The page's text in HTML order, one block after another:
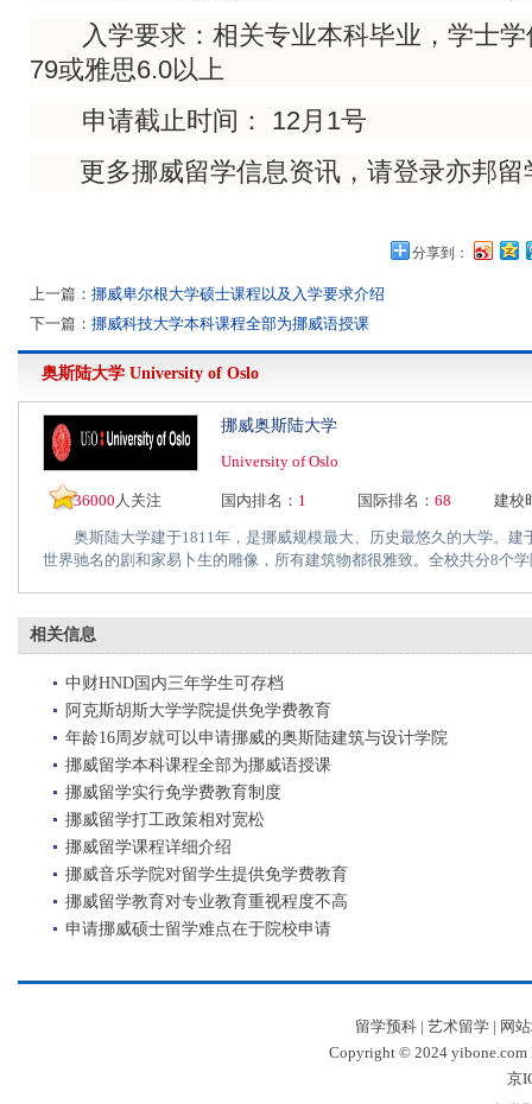
入学要求：相关专业本科毕业，学士学
79或雅思6.0以上
申请截止时间： 12月1号
更多挪威留学信息资讯，请登录亦邦留
分享到：
上一篇： 挪威卑尔根大学硕士课程以及入学要求介绍
下一篇： 挪威科技大学本科课程全部为挪威语授课
奥斯陆大学 University of Oslo
挪威奥斯陆大学
University of Oslo
36000 人关注 国内排名： 1 国际排名： 68 建校
奥斯陆大学建于1811年，是挪威规模最大、历史最悠久的大学。建
世界驰名的剧和家易卜生的雕像，所有建筑物都很雅致。全校共分8个学
相关信息
中财HND国内三年学生可存档
阿克斯胡斯大学学院提供免学费教育
年龄16周岁就可以申请挪威的奥斯陆建筑与设计学院
挪威留学本科课程全部为挪威语授课
挪威留学实行免学费教育制度
挪威留学打工政策相对宽松
挪威留学课程详细介绍
挪威音乐学院对留学生提供免学费教育
挪威留学教育对专业教育重视程度不高
申请挪威硕士留学难点在于院校申请
留学预科| 艺术留学| 网
Copyright © 2024 yibone.com
京